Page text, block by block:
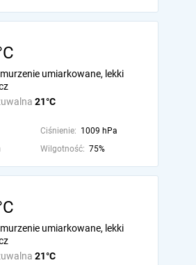
21°C
umiarkowane, lekki
Ciśnienie: 1009 hPa
Wilgotność: 75%
21°C
umiarkowane, lekki